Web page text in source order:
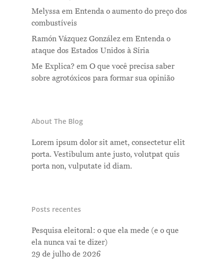
Melyssa em Entenda o aumento do preço dos
combustíveis
Ramón Vázquez González em Entenda o
ataque dos Estados Unidos à Síria
Me Explica? em O que você precisa saber
sobre agrotóxicos para formar sua opinião
About The Blog
Lorem ipsum dolor sit amet, consectetur elit
porta. Vestibulum ante justo, volutpat quis
porta non, vulputate id diam.
Posts recentes
Pesquisa eleitoral: o que ela mede (e o que
ela nunca vai te dizer)
29 de julho de 2026